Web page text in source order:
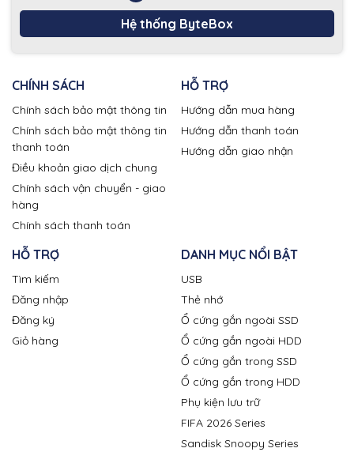
Hệ thống ByteBox
CHÍNH SÁCH
Chính sách bảo mật thông tin
Chính sách bảo mật thông tin
thanh toán
Điều khoản giao dịch chung
Chính sách vận chuyển - giao
hàng
Chính sách thanh toán
HỖ TRỢ
Hướng dẫn mua hàng
Hướng dẫn thanh toán
Hướng dẫn giao nhận
HỖ TRỢ
Tìm kiếm
Đăng nhập
Đăng ký
Giỏ hàng
DANH MỤC NỔI BẬT
USB
Thẻ nhớ
Ổ cứng gắn ngoài SSD
Ổ cứng gắn ngoài HDD
Ổ cứng gắn trong SSD
Ổ cứng gắn trong HDD
Phụ kiện lưu trữ
FIFA 2026 Series
Sandisk Snoopy Series